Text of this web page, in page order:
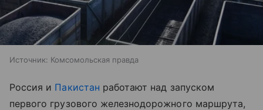
Источник: Комсомольская правда
Россия и Пакистан работают над запуском
первого грузового железнодорожного маршрута,